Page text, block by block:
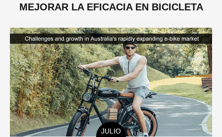
MEJORAR LA EFICACIA EN BICICLETA
JULIO